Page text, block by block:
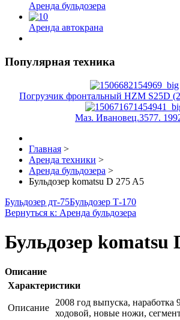
Аренда бульдозера
Аренда автокрана
Популярная техника
Погрузчик фронтальный HZM S25D
Маз. Ивановец.3577.
Главная >
Аренда техники >
Аренда бульдозера >
Бульдозер komatsu D 275 A5
Бульдозер дт-75Бульдозер Т-170
Вернуться к: Аренда бульдозера
Бульдозер komatsu
Описание
Характеристики
Описание
2008 год выпуска, наработка
ходовой, новые ножи,